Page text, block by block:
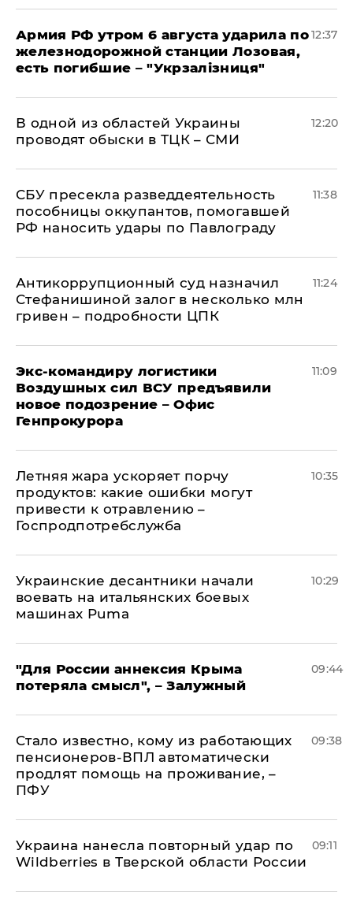
Армия РФ утром 6 августа ударила по
железнодорожной станции Лозовая,
есть погибшие – "Укрзалізниця"
12:37
В одной из областей Украины
проводят обыски в ТЦК – СМИ
12:20
СБУ пресекла разведдеятельность
пособницы оккупантов, помогавшей
РФ наносить удары по Павлограду
11:38
Антикоррупционный суд назначил
Стефанишиной залог в несколько млн
гривен – подробности ЦПК
11:24
Экс-командиру логистики
Воздушных сил ВСУ предъявили
новое подозрение – Офис
Генпрокурора
11:09
Летняя жара ускоряет порчу
продуктов: какие ошибки могут
привести к отравлению –
Госпродпотребслужба
10:35
Украинские десантники начали
воевать на итальянских боевых
машинах Puma
10:29
"Для России аннексия Крыма
потеряла смысл", – Залужный
09:44
Стало известно, кому из работающих
пенсионеров-ВПЛ автоматически
продлят помощь на проживание, –
ПФУ
09:38
Украина нанесла повторный удар по
Wildberries в Тверской области России
09:11